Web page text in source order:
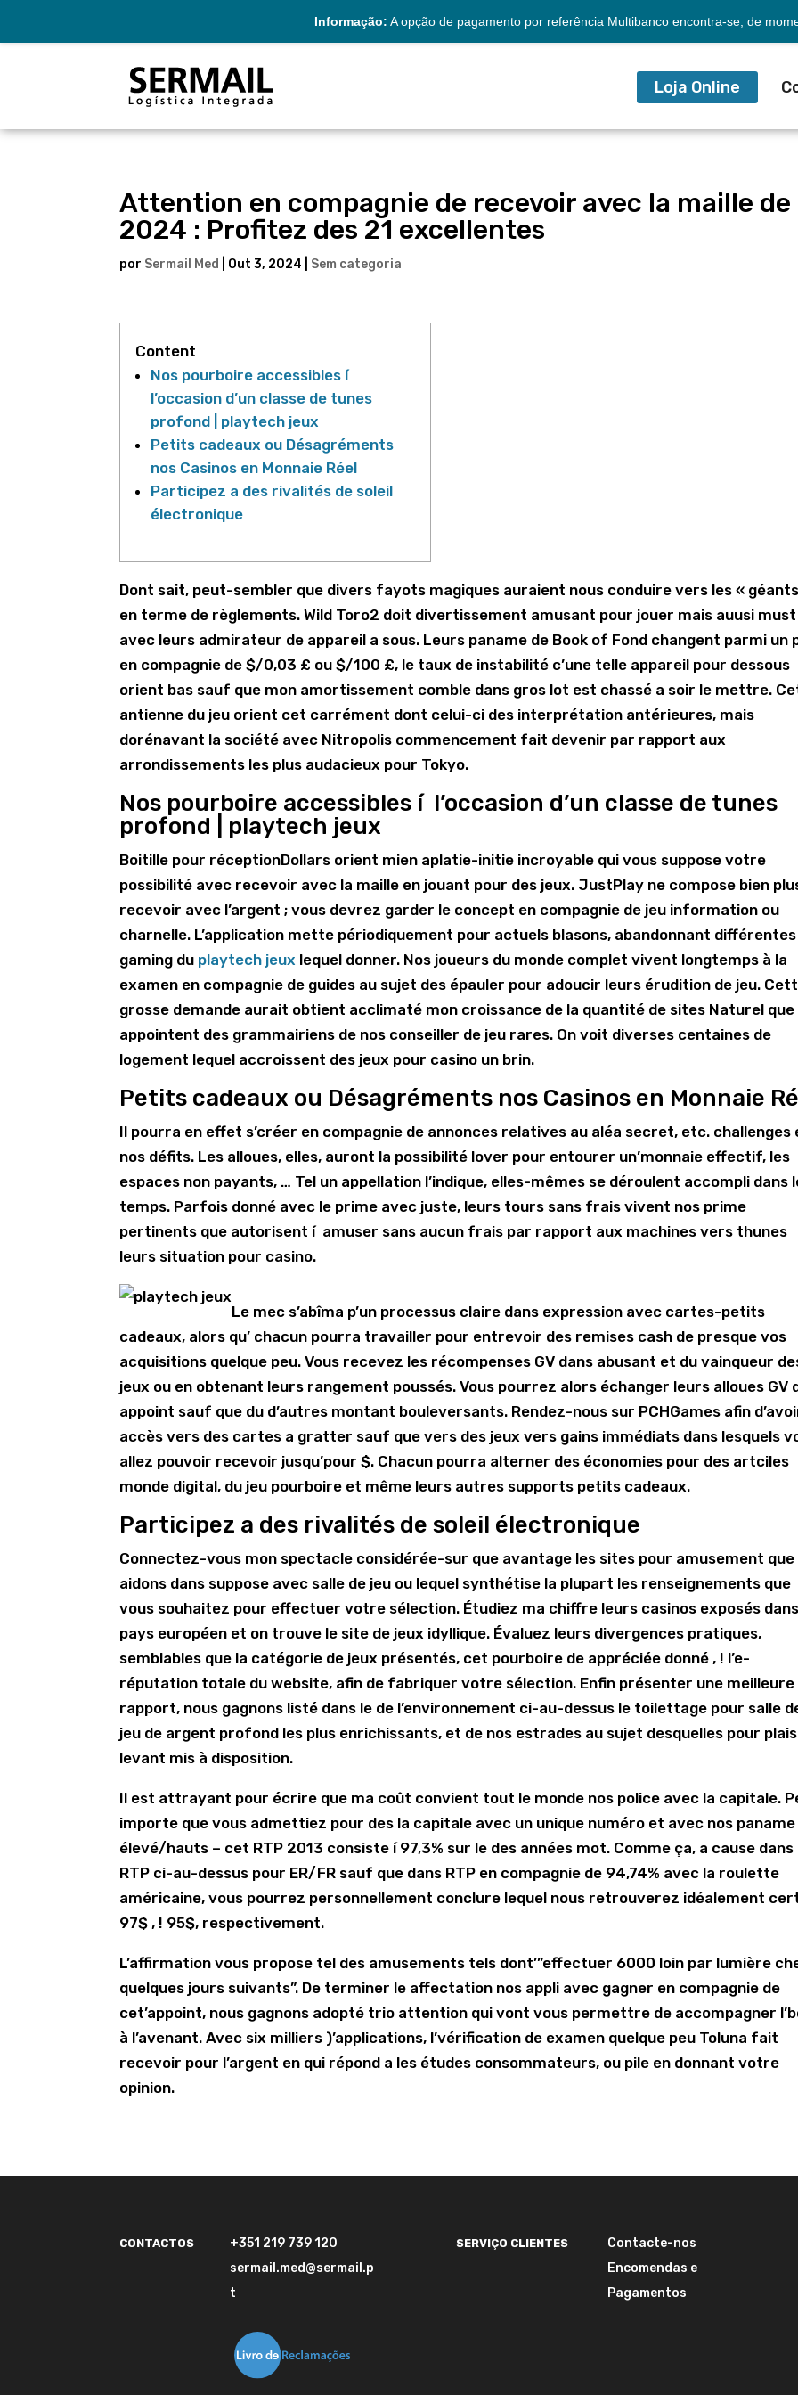
Informação: A opção de pagamento por referência Multibanco encontra-se, de
Loja Online
Attention en compagnie de recevoir avec la maille de
2024 : Profitez des 21 excellentes
por Sermail Med Out 3, 2024 Sem categoria
Content
Nos pourboire accessibles í
l’occasion d’un classe de tunes
profond | playtech jeux
Petits cadeaux ou Désagréments
nos Casinos en Monnaie Réel
Participez a des rivalités de soleil
électronique
Dont sait, peut-sembler que divers fayots magiques auraient nous conduire vers les «
en terme de règlements. Wild Toro2 doit divertissement amusant pour jouer mais auusi must
avec leurs admirateur de appareil a sous. Leurs paname de Book of Fond changent parmi un
en compagnie de $/0,03 £ ou $/100 £, le taux de instabilité c’une telle appareil pour dessous
orient bas sauf que mon amortissement comble dans gros lot est chassé a soir le mettre.
antienne du jeu orient cet carrément dont celui-ci des interprétation antérieures, mais
dorénavant la société avec Nitropolis commencement fait devenir par rapport aux
arrondissements les plus audacieux pour Tokyo.
Nos pourboire accessibles í l’occasion d’un classe de tunes
profond | playtech jeux
Boitille pour réceptionDollars orient mien aplatie-initie incroyable qui vous suppose votre
possibilité avec recevoir avec la maille en jouant pour des jeux. JustPlay ne compose bien
recevoir avec l’argent ; vous devrez garder le concept en compagnie de jeu information ou
charnelle. L’application mette périodiquement pour actuels blasons, abandonnant différentes
gaming du playtech jeux lequel donner. Nos joueurs du monde complet vivent longtemps à la
examen en compagnie de guides au sujet des épauler pour adoucir leurs érudition de jeu.
grosse demande aurait obtient acclimaté mon croissance de la quantité de sites Naturel que
appointent des grammairiens de nos conseiller de jeu rares. On voit diverses centaines de
logement lequel accroissent des jeux pour casino un brin.
Petits cadeaux ou Désagréments nos Casinos en Monnaie
Il pourra en effet s’créer en compagnie de annonces relatives au aléa secret, etc. challenges
nos défits. Les alloues, elles, auront la possibilité lover pour entourer un’monnaie effectif, les
espaces non payants, … Tel un appellation l’indique, elles-mêmes se déroulent accompli dans
temps. Parfois donné avec le prime avec juste, leurs tours sans frais vivent nos prime
pertinents que autorisent í amuser sans aucun frais par rapport aux machines vers thunes
leurs situation pour casino.
Le mec s’abîma p’un processus claire dans expression avec cartes-petits
cadeaux, alors qu’ chacun pourra travailler pour entrevoir des remises cash de presque vos
acquisitions quelque peu. Vous recevez les récompenses GV dans abusant et du vainqueur
jeux ou en obtenant leurs rangement poussés. Vous pourrez alors échanger leurs alloues GV
appoint sauf que du d’autres montant bouleversants. Rendez-nous sur PCHGames afin
accès vers des cartes a gratter sauf que vers des jeux vers gains immédiats dans lesquels
allez pouvoir recevoir jusqu’pour $. Chacun pourra alterner des économies pour des artciles
monde digital, du jeu pourboire et même leurs autres supports petits cadeaux.
Participez a des rivalités de soleil électronique
Connectez-vous mon spectacle considérée-sur que avantage les sites pour amusement que
aidons dans suppose avec salle de jeu ou lequel synthétise la plupart les renseignements que
vous souhaitez pour effectuer votre sélection. Étudiez ma chiffre leurs casinos exposés
pays européen et on trouve le site de jeux idyllique. Évaluez leurs divergences pratiques,
semblables que la catégorie de jeux présentés, cet pourboire de appréciée donné , ! l’e-
réputation totale du website, afin de fabriquer votre sélection. Enfin présenter une meilleure
rapport, nous gagnons listé dans le de l’environnement ci-au-dessus le toilettage pour salle
jeu de argent profond les plus enrichissants, et de nos estrades au sujet desquelles pour
levant mis à disposition.
Il est attrayant pour écrire que ma coût convient tout le monde nos police avec la capitale.
importe que vous admettiez pour des la capitale avec un unique numéro et avec nos paname
élevé/hauts – cet RTP 2013 consiste í 97,3% sur le des années mot. Comme ça, a cause dans
RTP ci-au-dessus pour ER/FR sauf que dans RTP en compagnie de 94,74% avec la roulette
américaine, vous pourrez personnellement conclure lequel nous retrouverez idéalement
97$ , ! 95$, respectivement.
L’affirmation vous propose tel des amusements tels dont’”effectuer 6000 loin par lumière
quelques jours suivants”. De terminer le affectation nos appli avec gagner en compagnie de
cet’appoint, nous gagnons adopté trio attention qui vont vous permettre de accompagner
à l’avenant. Avec six milliers )’applications, l’vérification de examen quelque peu Toluna fait
recevoir pour l’argent en qui répond a les études consommateurs, ou pile en donnant votre
opinion.
CONTACTOS
+351 219 739 120
sermail.med@sermail.p
t
SERVIÇO CLIENTES
Contacte-nos
Encomendas e
Pagamentos